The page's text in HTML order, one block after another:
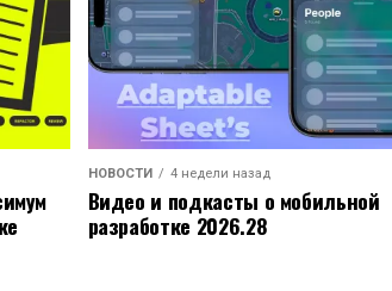
НОВОСТИ 4 недели назад
Видео и подкасты о мобильной
разработке 2026.28